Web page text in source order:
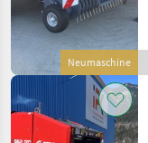
Neumaschine